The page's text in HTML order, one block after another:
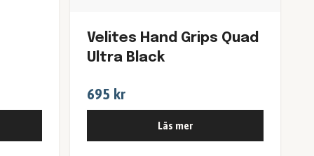
Velites Hand Grips Quad
Ultra Black
695 kr
Läs mer